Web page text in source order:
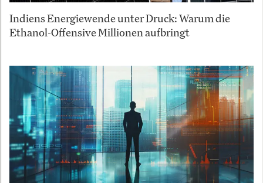
Indiens Energiewende unter Druck: Warum die
Ethanol-Offensive Millionen aufbringt